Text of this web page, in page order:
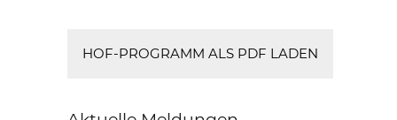
HOF-PROGRAMM ALS PDF LADEN